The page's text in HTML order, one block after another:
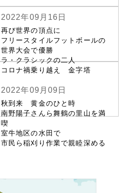
2022年09月16日
再び世界の頂点に
フリースタイルフットボールの
世界大会で優勝
ラ・クラシックの二人
コロナ禍乗り越え 金字塔
2022年09月09日
秋到来 黄金のひと時
南野陽子さんら舞鶴の里山を満
喫
室牛地区の水田で
市民ら稲刈り作業で親睦深める